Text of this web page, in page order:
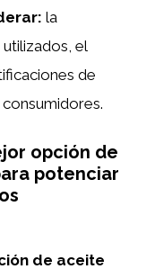
la
el
de
opción de
potenciar
de aceite